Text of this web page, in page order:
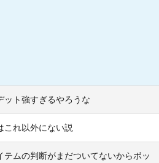
ット強すぎるやろうな
これ以外にない説
テムの判断がまだついてないからボッ